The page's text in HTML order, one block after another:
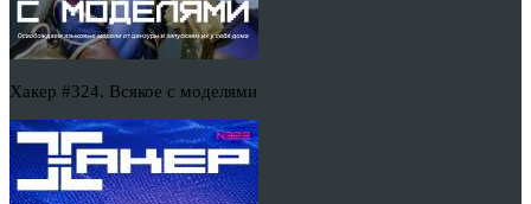
Хакер #324. Всякое с моделями